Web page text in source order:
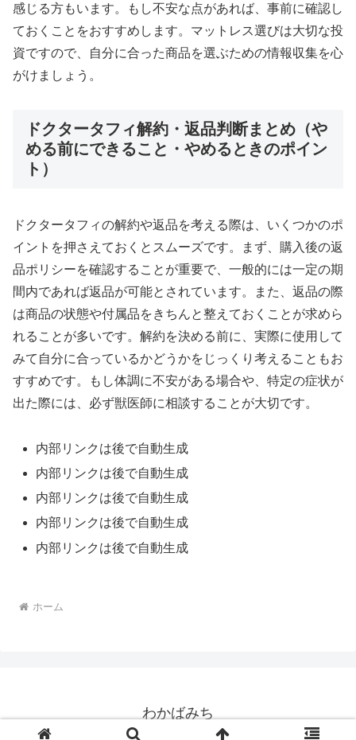
感じる方もいます。もし不安な点があれば、事前に確認し
ておくことをおすすめします。マットレス選びは大切な投
資ですので、自分に合った商品を選ぶための情報収集を心
がけましょう。
ドクタータフィ解約・返品判断まとめ（や
める前にできること・やめるときのポイン
ト）
ドクタータフィの解約や返品を考える際は、いくつかのポ
イントを押さえておくとスムーズです。まず、購入後の返
品ポリシーを確認することが重要で、一般的には一定の期
間内であれば返品が可能とされています。また、返品の際
は商品の状態や付属品をきちんと整えておくことが求めら
れることが多いです。解約を決める前に、実際に使用して
みて自分に合っているかどうかをじっくり考えることもお
すすめです。もし体調に不安がある場合や、特定の症状が
出た際には、必ず獣医師に相談することが大切です。
内部リンクは後で自動生成
内部リンクは後で自動生成
内部リンクは後で自動生成
内部リンクは後で自動生成
内部リンクは後で自動生成
ホーム
わかばみち
© 2025 わかばみち.